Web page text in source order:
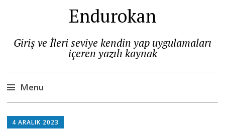
Endurokan
Giriş ve İleri seviye kendin yap uygulamaları
içeren yazılı kaynak
Menu
to
4 ARALIK 2023